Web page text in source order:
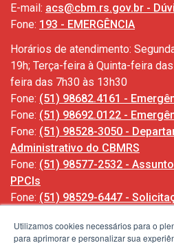
E-mail: acs@cbm.rs.gov.br -
Fone: 193 - EMERGÊNCIA
Horários de atendimento:
19h; Terça-feira à Quinta-feira
feira das 7h30 às 13h30
Fone: (51) 98682.4161 -
Fone: (51) 98692.0122 -
Fone: (51) 98528-3050 -
Administrativo do CBMRS
Fone: (51) 98577-2532 -
PPCIs
Fone: (51) 98529-6447 -
Utilizamos cookies necessários para o
para aprimorar e personalizar sua